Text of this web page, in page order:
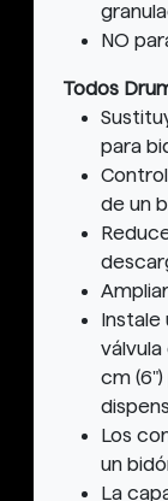
NO
Todos
para
de un
Instale
válvula
cm
Los
un
La